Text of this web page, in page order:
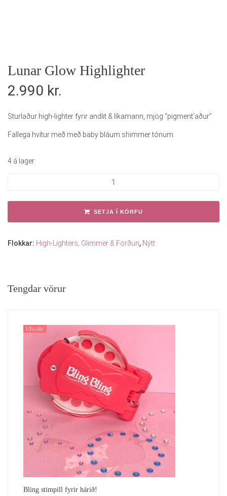
Lunar Glow Highlighter
2.990 kr.
Sturlaður high-lighter fyrir andlit & líkamann, mjög “pigment’aður”
Fallega hvítur með með baby bláum shimmer tónum.
4 á lager
SETJA Í KÖRFU
Flokkar: High-Lighters, Glimmer & Förðun, Nýtt
Tengdar vörur
Útsala!
Bling stimpill fyrir hárið!